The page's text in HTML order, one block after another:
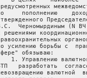
пополнению
Черномырдиным (N
решениями
усилению борьбы с
обязываю:
1. Управлению
разработать
валютной